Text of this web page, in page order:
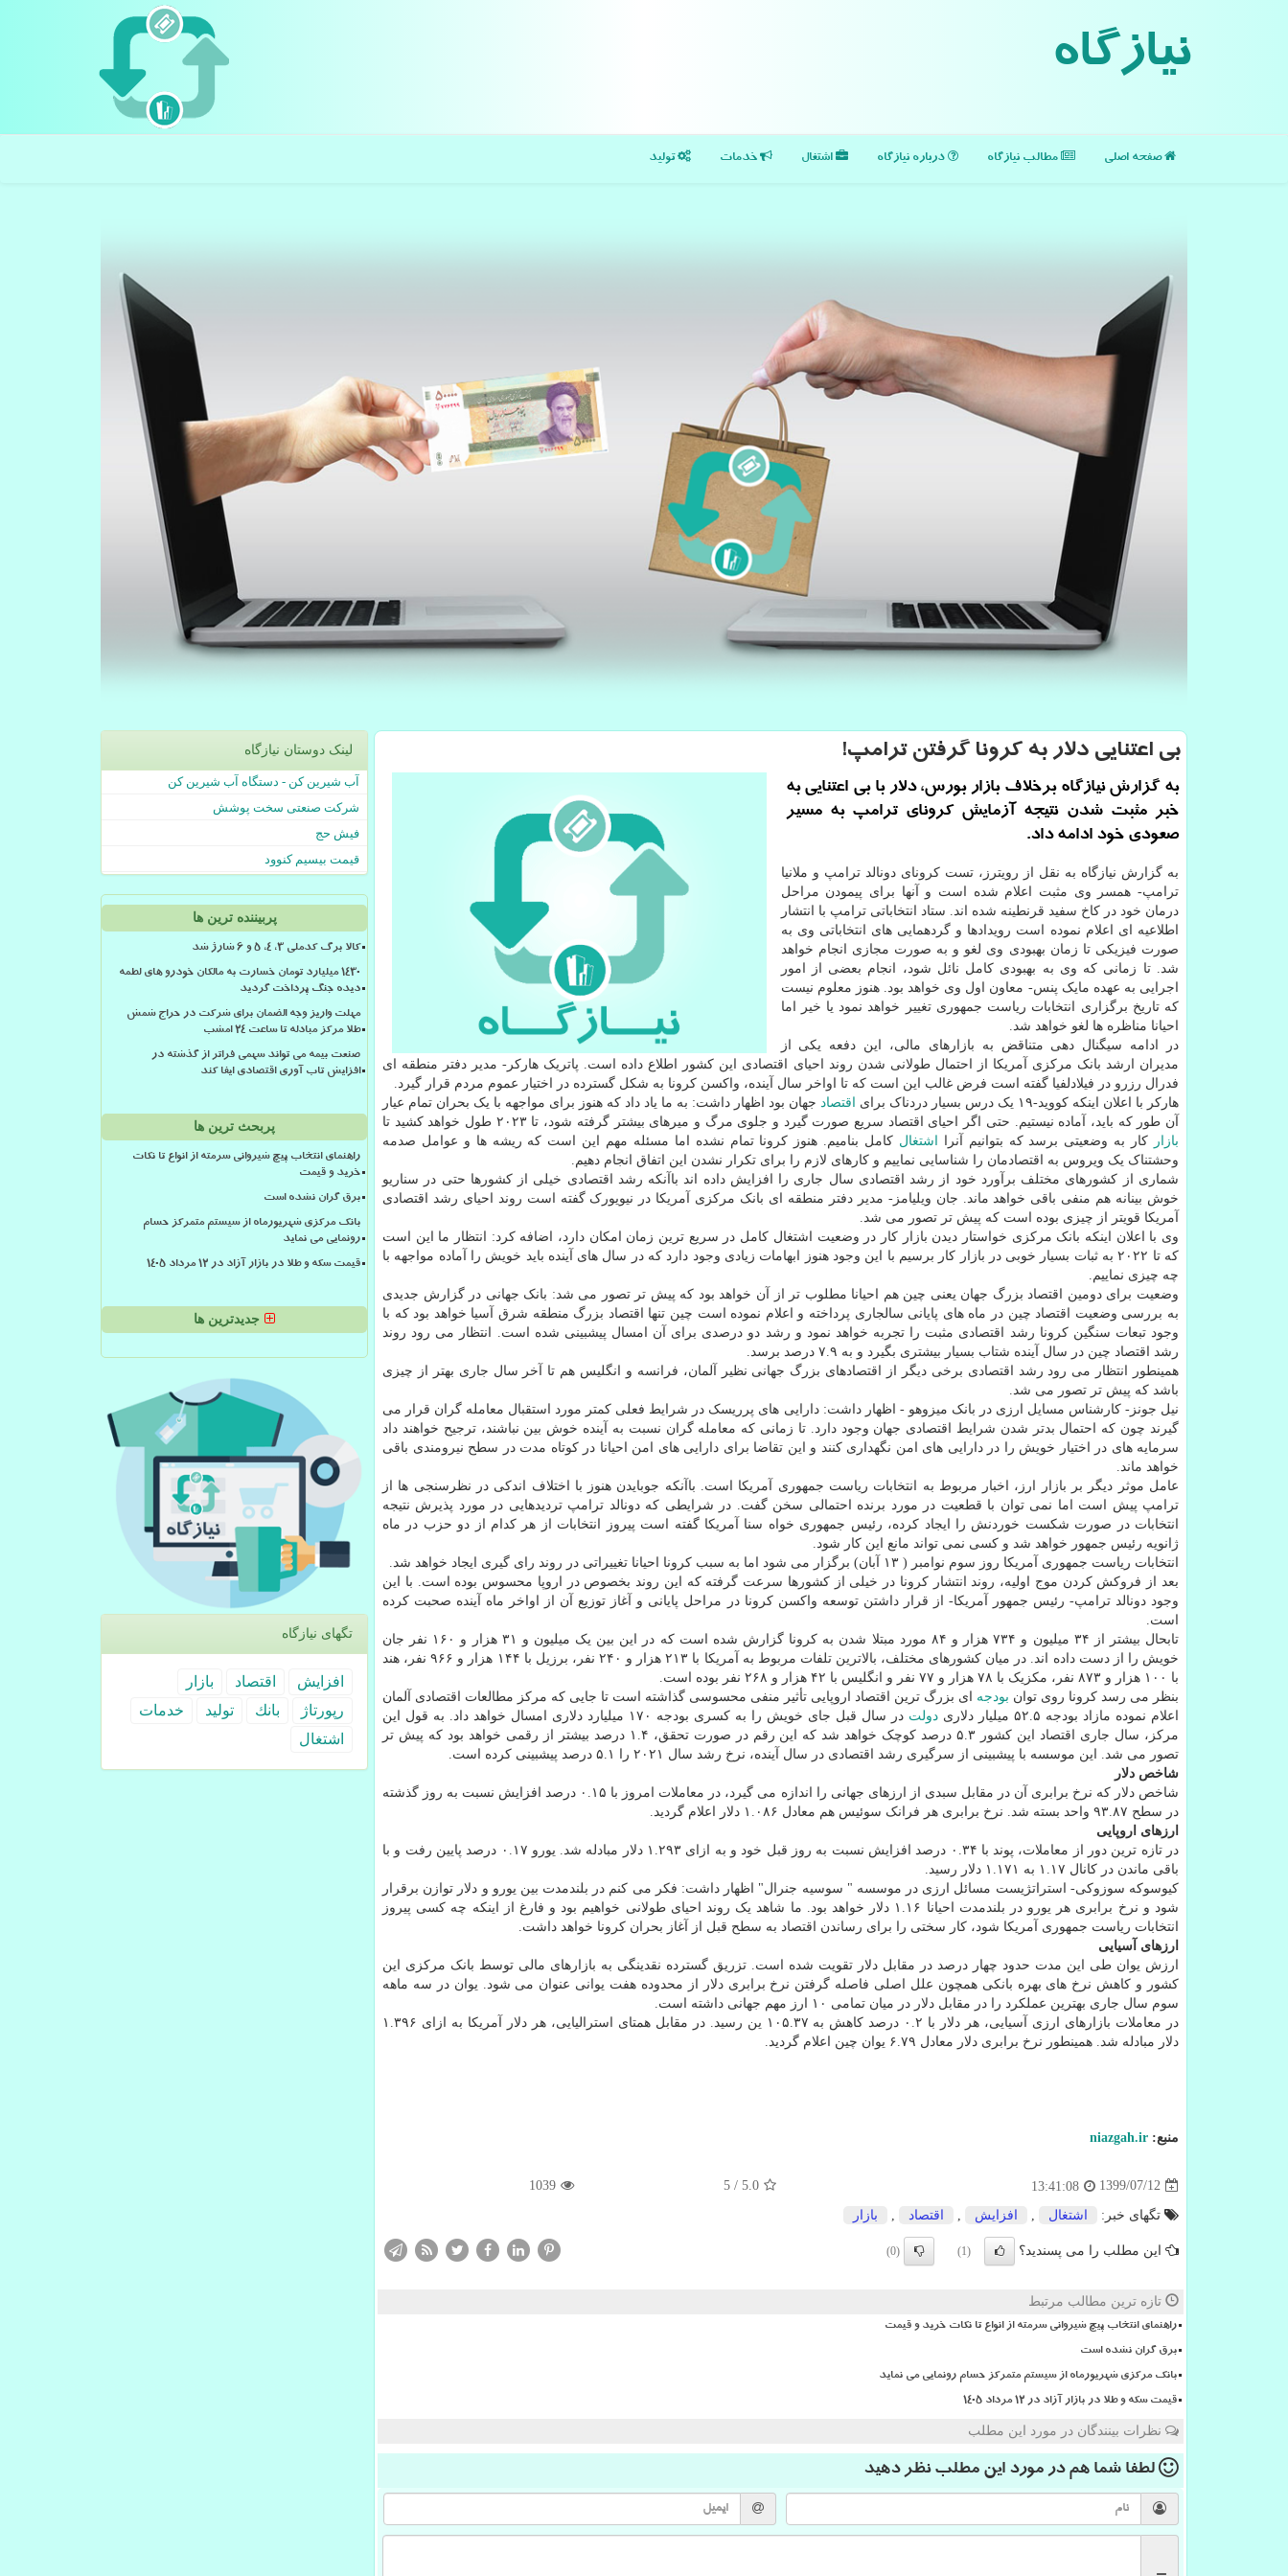
نیازگاه
صفحه اصلی مطالب نیازگاه درباره نیازگاه اشتغال خدمات تولید
بی اعتنایی دلار به كرونا گرفتن ترامپ!
به گزارش نیازگاه برخلاف بازار بورس، دلار با بی اعتنایی به
خبر مثبت شدن نتیجه آزمایش كرونای ترامپ به مسیر
صعودی خود ادامه داد.
به گزارش نیازگاه به نقل از رویترز، تست کرونای دونالد ترامپ و ملانیا
ترامپ- همسر وی مثبت اعلام شده است و آنها برای پیمودن مراحل
درمان خود در کاخ سفید قرنطینه شده اند. ستاد انتخاباتی ترامپ با انتشار
اطلاعیه ای اعلام نموده است رویدادها و گردهمایی های انتخاباتی وی به
صورت فیزیکی تا زمان بهبودی وی لغو و به صورت مجازی انجام خواهد
شد. تا زمانی که وی به بهبودی کامل نائل شود، انجام بعضی از امور
اجرایی به عهده مایک پنس- معاون اول وی خواهد بود. هنوز معلوم نیست
که تاریخ برگزاری انتخابات ریاست جمهوری تغییر خواهد نمود یا خیر اما
احیانا مناظره ها لغو خواهد شد.
در ادامه سیگنال دهی متناقض به بازارهای مالی، این دفعه یکی از
مدیران ارشد بانک مرکزی آمریکا از احتمال طولانی شدن روند احیای اقتصادی این کشور اطلاع داده است. پاتریک هارکر- مدیر دفتر منطقه ای
فدرال رزرو در فیلادلفیا گفته است فرض غالب این است که تا اواخر سال آینده، واکسن کرونا به شکل گسترده در اختیار عموم مردم قرار گیرد.
هارکر با اعلان اینکه کووید-۱۹ یک درس بسیار دردناک برای
اقتصاد جهان بود اظهار داشت: به ما یاد داد که هنوز برای مواجهه با یک بحران تمام عیار
آن طور که باید، آماده نیستیم. حتی اگر احیای اقتصاد سریع صورت گیرد و جلوی مرگ و میرهای بیشتر گرفته شود، تا ۲۰۲۳ طول خواهد کشید تا
بازار
کار به وضعیتی برسد که بتوانیم آنرا اشتغال کامل بنامیم. هنوز کرونا تمام نشده اما مسئله مهم این است که ریشه ها و عوامل صدمه
وحشتناک یک ویروس به اقتصادمان را شناسایی نماییم و کارهای لازم را برای تکرار نشدن این اتفاق انجام دهیم.
شماری از کشورهای مختلف برآورد خود از رشد اقتصادی سال جاری را افزایش داده اند باآنکه رشد اقتصادی خیلی از کشورها حتی در سناریو
خوش بینانه هم منفی باقی خواهد ماند. جان ویلیامز- مدیر دفتر منطقه ای بانک مرکزی آمریکا در نیویورک گفته است روند احیای رشد اقتصادی
آمریکا قویتر از چیزی بوده است که پیش تر تصور می شد.
وی با اعلان اینکه بانک مرکزی خواستار دیدن بازار کار در وضعیت اشتغال کامل در سریع ترین زمان امکان دارد، اضافه کرد: انتظار ما این است
که تا ۲۰۲۲ به ثبات بسیار خوبی در بازار کار برسیم با این وجود هنوز ابهامات زیادی وجود دارد که در سال های آینده باید خویش را آماده مواجهه با
چه چیزی نماییم.
وضعیت برای دومین اقتصاد بزرگ جهان یعنی چین هم احیانا مطلوب تر از آن خواهد بود که پیش تر تصور می شد: بانک جهانی در گزارش جدیدی
به بررسی وضعیت اقتصاد چین در ماه های پایانی سالجاری پرداخته و اعلام نموده است چین تنها اقتصاد بزرگ منطقه شرق آسیا خواهد بود که با
وجود تبعات سنگین کرونا رشد اقتصادی مثبت را تجربه خواهد نمود و رشد دو درصدی برای آن امسال پیشبینی شده است. انتظار می رود روند
رشد اقتصاد چین در سال آینده شتاب بسیار بیشتری بگیرد و به ۷.۹ درصد برسد.
همینطور انتظار می رود رشد اقتصادی برخی دیگر از اقتصادهای بزرگ جهانی نظیر آلمان، فرانسه و انگلیس هم تا آخر سال جاری بهتر از چیزی
باشد که پیش تر تصور می شد.
نیل جونز- کارشناس مسایل ارزی در بانک میزوهو - اظهار داشت: دارایی های پرریسک در شرایط فعلی کمتر مورد استقبال معامله گران قرار می
گیرند چون که احتمال بدتر شدن شرایط اقتصادی جهان وجود دارد. تا زمانی که معامله گران نسبت به آینده خوش بین نباشند، ترجیح خواهند داد
سرمایه های در اختیار خویش را در دارایی های امن نگهداری کنند و این تقاضا برای دارایی های امن احیانا در کوتاه مدت در سطح نیرومندی باقی
خواهد ماند.
عامل موثر دیگر بر بازار ارز، اخبار مربوط به انتخابات ریاست جمهوری آمریکا است. باآنکه جوبایدن هنوز با اختلاف اندکی در نظرسنجی ها از
ترامپ پیش است اما نمی توان با قطعیت در مورد برنده احتمالی سخن گفت. در شرایطی که دونالد ترامپ تردیدهایی در مورد پذیرش نتیجه
انتخابات در صورت شکست خوردنش را ایجاد کرده، رئیس جمهوری خواه سنا آمریکا گفته است پیروز انتخابات از هر کدام از دو حزب در ماه
ژانویه رئیس جمهور خواهد شد و کسی نمی تواند مانع این کار شود.
انتخابات ریاست جمهوری آمریکا روز سوم نوامبر ( ۱۳ آبان) برگزار می شود اما به سبب کرونا احیانا تغییراتی در روند رای گیری ایجاد خواهد شد.
بعد از فروکش کردن موج اولیه، روند انتشار کرونا در خیلی از کشورها سرعت گرفته که این روند بخصوص در اروپا محسوس بوده است. با این
وجود دونالد ترامپ- رئیس جمهور آمریکا- از قرار داشتن توسعه واکسن کرونا در مراحل پایانی و آغاز توزیع آن از اواخر ماه آینده صحبت کرده
است.
تابحال بیشتر از ۳۴ میلیون و ۷۳۴ هزار و ۸۴ مورد مبتلا شدن به کرونا گزارش شده است که در این بین یک میلیون و ۳۱ هزار و ۱۶۰ نفر جان
خویش را از دست داده اند. در میان کشورهای مختلف، بالاترین تلفات مربوط به آمریکا با ۲۱۳ هزار و ۲۴۰ نفر، برزیل با ۱۴۴ هزار و ۹۶۶ نفر، هند
با ۱۰۰ هزار و ۸۷۳ نفر، مکزیک با ۷۸ هزار و ۷۷ نفر و انگلیس با ۴۲ هزار و ۲۶۸ نفر بوده است.
بنظر می رسد کرونا روی توان بودجه ای بزرگ ترین اقتصاد اروپایی تأثیر منفی محسوسی گذاشته است تا جایی که مرکز مطالعات اقتصادی آلمان
اعلام نموده مازاد بودجه ۵۲.۵ میلیار دلاری
دولت
در سال قبل جای خویش را به کسری بودجه ۱۷۰ میلیارد دلاری امسال خواهد داد. به قول این
مرکز، سال جاری اقتصاد این کشور ۵.۳ درصد کوچک خواهد شد که این رقم در صورت تحقق، ۱.۴ درصد بیشتر از رقمی خواهد بود که پیش تر
تصور می شد. این موسسه با پیشبینی از سرگیری رشد اقتصادی در سال آینده، نرخ رشد سال ۲۰۲۱ را ۵.۱ درصد پیشبینی کرده است.
شاخص دلار
شاخص دلار که نرخ برابری آن در مقابل سبدی از ارزهای جهانی را اندازه می گیرد، در معاملات امروز با ۰.۱۵ درصد افزایش نسبت به روز گذشته
در سطح ۹۳.۸۷ واحد بسته شد. نرخ برابری هر فرانک سوئیس هم معادل ۱.۰۸۶ دلار اعلام گردید.
ارزهای اروپایی
در تازه ترین دور از معاملات، پوند با ۰.۳۴ درصد افزایش نسبت به روز قبل خود و به ازای ۱.۲۹۳ دلار مبادله شد. یورو ۰.۱۷ درصد پایین رفت و با
باقی ماندن در کانال ۱.۱۷ به ۱.۱۷۱ دلار رسید.
کیوسوکه سوزوکی- استراتژیست مسائل ارزی در موسسه " سوسیه جنرال" اظهار داشت: فکر می کنم در بلندمدت بین یورو و دلار توازن برقرار
شود و نرخ برابری هر یورو در بلندمدت احیانا ۱.۱۶ دلار خواهد بود. ما شاهد یک روند احیای طولانی خواهیم بود و فارغ از اینکه چه کسی پیروز
انتخابات ریاست جمهوری آمریکا شود، کار سختی را برای رساندن اقتصاد به سطح قبل از آغاز بحران کرونا خواهد داشت.
ارزهای آسیایی
ارزش یوان طی این مدت حدود چهار درصد در مقابل دلار تقویت شده است. تزریق گسترده نقدینگی به بازارهای مالی توسط بانک مرکزی این
کشور و کاهش نرخ های بهره بانکی همچون علل اصلی فاصله گرفتن نرخ برابری دلار از محدوده هفت یوانی عنوان می شود. یوان در سه ماهه
سوم سال جاری بهترین عملکرد را در مقابل دلار در میان تمامی ۱۰ ارز مهم جهانی داشته است.
در معاملات بازارهای ارزی آسیایی، هر دلار با ۰.۲ درصد کاهش به ۱۰۵.۳۷ ین رسید. در مقابل همتای استرالیایی، هر دلار آمریکا به ازای ۱.۳۹۶
دلار مبادله شد. همینطور نرخ برابری دلار معادل ۶.۷۹ یوان چین اعلام گردید.
منبع: niazgah.ir
1399/07/12
13:41:08
5.0
/
5
1039
تگهای خبر: اشتغال افزایش اقتصاد بازار
این مطلب را می پسندید؟ (1)
(0)
تازه ترین مطالب مرتبط
راهنمای انتخاب پیچ شیروانی سرمته از انواع تا نکات خرید و قیمت
برق گران نشده است
بانک مرکزی شهریورماه از سیستم متمرکز حسام رونمایی می نماید
قیمت سکه و طلا در بازار آزاد در ۱۲ مرداد ۱۴۰۵
نظرات بینندگان در مورد این مطلب
لطفا شما همدر مورد این مطلب نظر دهید
لینک دوستان نیازگاه
آب شیرین کن - دستگاه آب شیرین کن
شرکت صنعتی سخت پوشش
فیش حج
قیمت بیسیم کنوود
پربیننده ترین ها
کالا برگ کدملی 3، 4، 5 و 6 شارژ شد
۱۴۳۰ میلیارد تومان خسارت به مالکان خودرو های لطمه
دیده جنگ پرداخت گردید
مهلت واریز وجه الضمان برای شرکت در حراج شمش
طلا مرکز مبادله تا ساعت ۲۴ امشب
صنعت بیمه می تواند سهمی فراتر از گذشته در
افزایش تاب آوری اقتصادی ایفا کند
پربحث ترین ها
راهنمای انتخاب پیچ شیروانی سرمته از انواع تا نکات
خرید و قیمت
برق گران نشده است
بانک مرکزی شهریورماه از سیستم متمرکز حسام
رونمایی می نماید
قیمت سکه و طلا در بازار آزاد در ۱۲ مرداد ۱۴۰۵
جدیدترین ها
تگهای نیازگاه
افزایش اقتصاد
بازار
رپورتاژ
بانك تولید
خدمات
اشتغال